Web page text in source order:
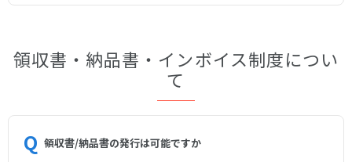
領収書・納品書・インボイス制度につい
て
領収書/納品書の発行は可能ですか